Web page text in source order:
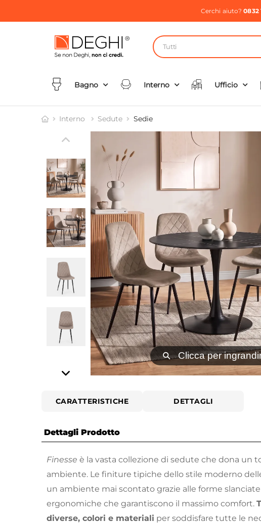
Cerchi aiuto?0832
Tutti
Bagno Interno Ufficio
Interno Sedute Sedie
⚲ Clicca per
CARATTERISTICHE DETTAGLI
Dettagli Prodotto
Finesse è la vasta collezione di sedute che dona un
ambiente. Le finiture tipiche dello stile moderno
un ambiente mai scontato grazie alle forme
ergonomiche che garantiscono il massimo comfort.
diverse, colori e materiali per soddisfare tutte le